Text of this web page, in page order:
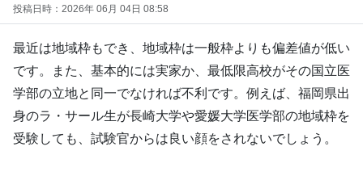
投稿日時：2026年 06月 04日 08:58
最近は地域枠もでき、地域枠は一般枠よりも偏差値が低い
です。また、基本的には実家か、最低限高校がその国立医
学部の立地と同一でなければ不利です。例えば、福岡県出
身のラ・サール生が長崎大学や愛媛大学医学部の地域枠を
受験しても、試験官からは良い顔をされないでしょう。